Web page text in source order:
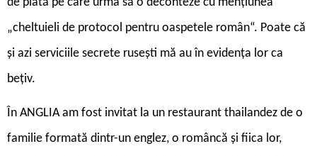
„cheltuieli de protocol pentru oaspetele român“. Poate că
și azi serviciile secrete rusești mă au în evidența lor ca
bețiv.
În ANGLIA am fost invitat la un restaurant thailandez de o
familie formată dintr-un englez, o româncă și fiica lor,